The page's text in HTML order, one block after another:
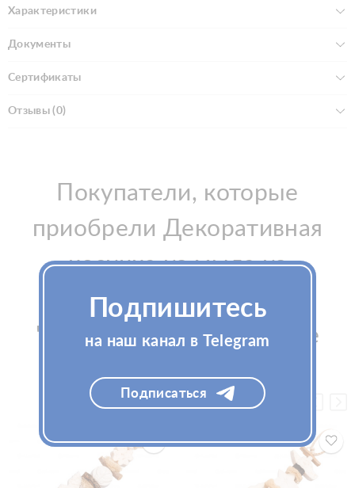
Характеристики
Документы
Сертификаты
Отзывы (0)
Покупатели, которые
приобрели Декоративная
косичка из мыла из
палисандрового дерева
"Птицы" La Savonnerie de
Nyons, также купили
Подпишитесь
на наш канал в Telegram
Подписаться